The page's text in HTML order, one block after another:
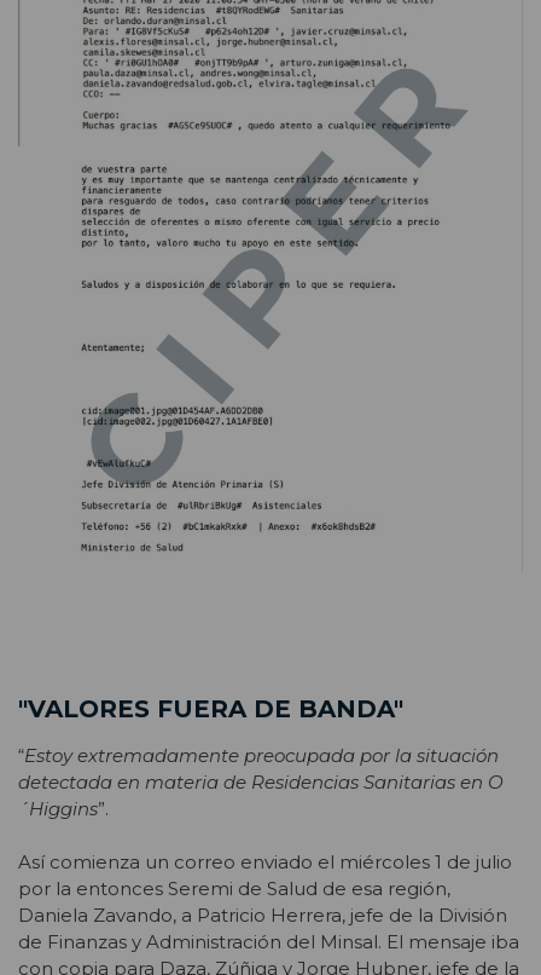
"VALORES FUERA DE BANDA"
“Estoy extremadamente preocupada por la situación
detectada en materia de Residencias Sanitarias en O
´Higgins”.
Así comienza un correo enviado el miércoles 1 de julio
por la entonces Seremi de Salud de esa región,
Daniela Zavando, a Patricio Herrera, jefe de la División
de Finanzas y Administración del Minsal. El mensaje iba
con copia para Daza, Zúñiga y Jorge Hubner, jefe de la